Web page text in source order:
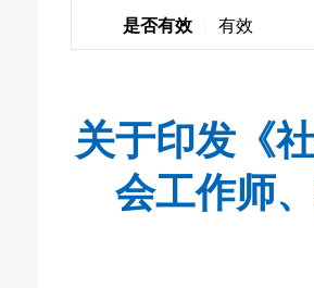
是否有效 有效
关于印发《
会工作师